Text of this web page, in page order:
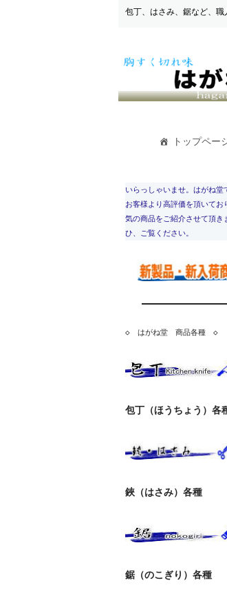
包丁、はさみ、鋸など、
トップペー
いらっしゃいませ。はがね堂
お客様より高評価を頂いてお
気の商品をご紹介させて頂き
ひ、ご覧ください。
◇　はがね堂　商品各種　◇
包丁（ほうちょう）各
鋏（はさみ）各種
鋸（のこぎり）各種